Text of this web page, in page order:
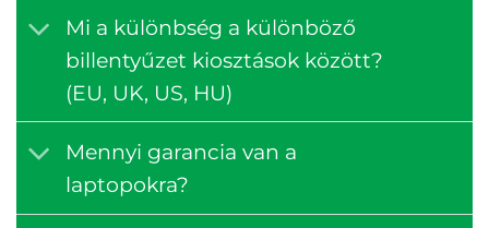
Mi a különbség a különböző
billentyűzet kiosztások között?
(EU, UK, US, HU)
Mennyi garancia van a
laptopokra?